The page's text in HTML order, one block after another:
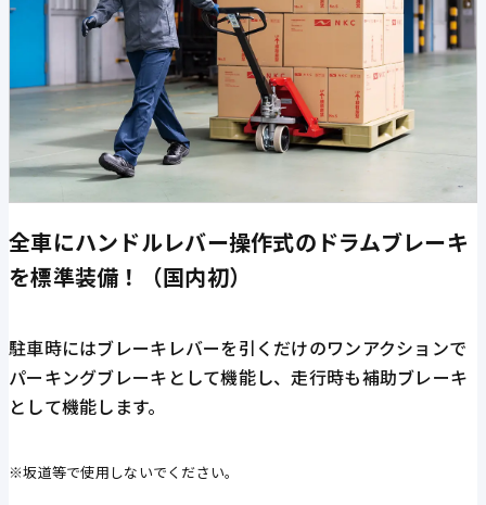
全車にハンドルレバー操作式のドラムブレーキ
を標準装備！（国内初）
駐車時にはブレーキレバーを引くだけのワンアクションで
パーキングブレーキとして機能し、走行時も補助ブレーキ
として機能します。
※坂道等で使用しないでください。